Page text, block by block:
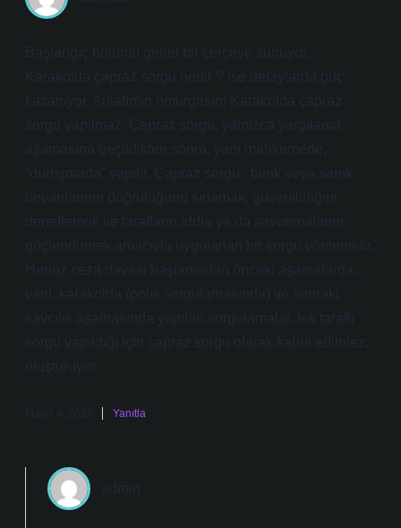
Başlangıç bölümü genel bir çerçeve sunuyor,
Karakolda çapraz sorgu nedir ? ise detaylarda güç
kazanıyor. Anlatımın omurgasını Karakolda çapraz
sorgu yapılmaz. Çapraz sorgu, yalnızca yargılama
aşamasına geçildikten sonra, yani mahkemede,
“duruşmada” yapılır. Çapraz sorgu , tanık veya sanık
beyanlarının doğruluğunu sınamak, güvenilirliğini
denetlemek ve tarafların iddia ya da savunmalarını
güçlendirmek amacıyla uygulanan bir sorgu yöntemidir.
Henüz ceza davası başlamadan önceki aşamalarda,
yani, karakolda (polis sorgulamasında) ve sonraki
savcılık aşamasında yapılan sorgulamalar, tek taraflı
sorgu yapıldığı için çapraz sorgu olarak kabul edilmez.
oluşturuyor.
Mayıs 4, 2026 Yanıtla
admin